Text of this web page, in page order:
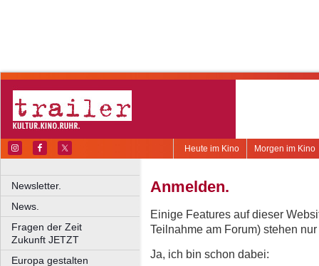
Morgen im Kino
Heute im Kino
Newsletter.
News.
Fragen der Zeit
Zukunft JETZT
Europa gestalten
Anmelden.
Einige Features auf dieser
Teilnahme am Forum) stehen
Ja, ich bin schon dabei: